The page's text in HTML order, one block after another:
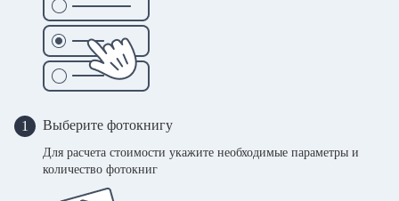
1 Выберите фотокнигу
Для расчета стоимости укажите необходимые параметры и
количество фотокниг